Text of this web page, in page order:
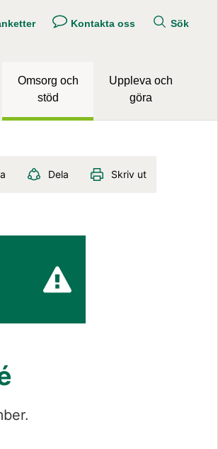
Kontakta oss Sök
Omsorg och
stöd
Uppleva och
göra
Dela Skriv ut